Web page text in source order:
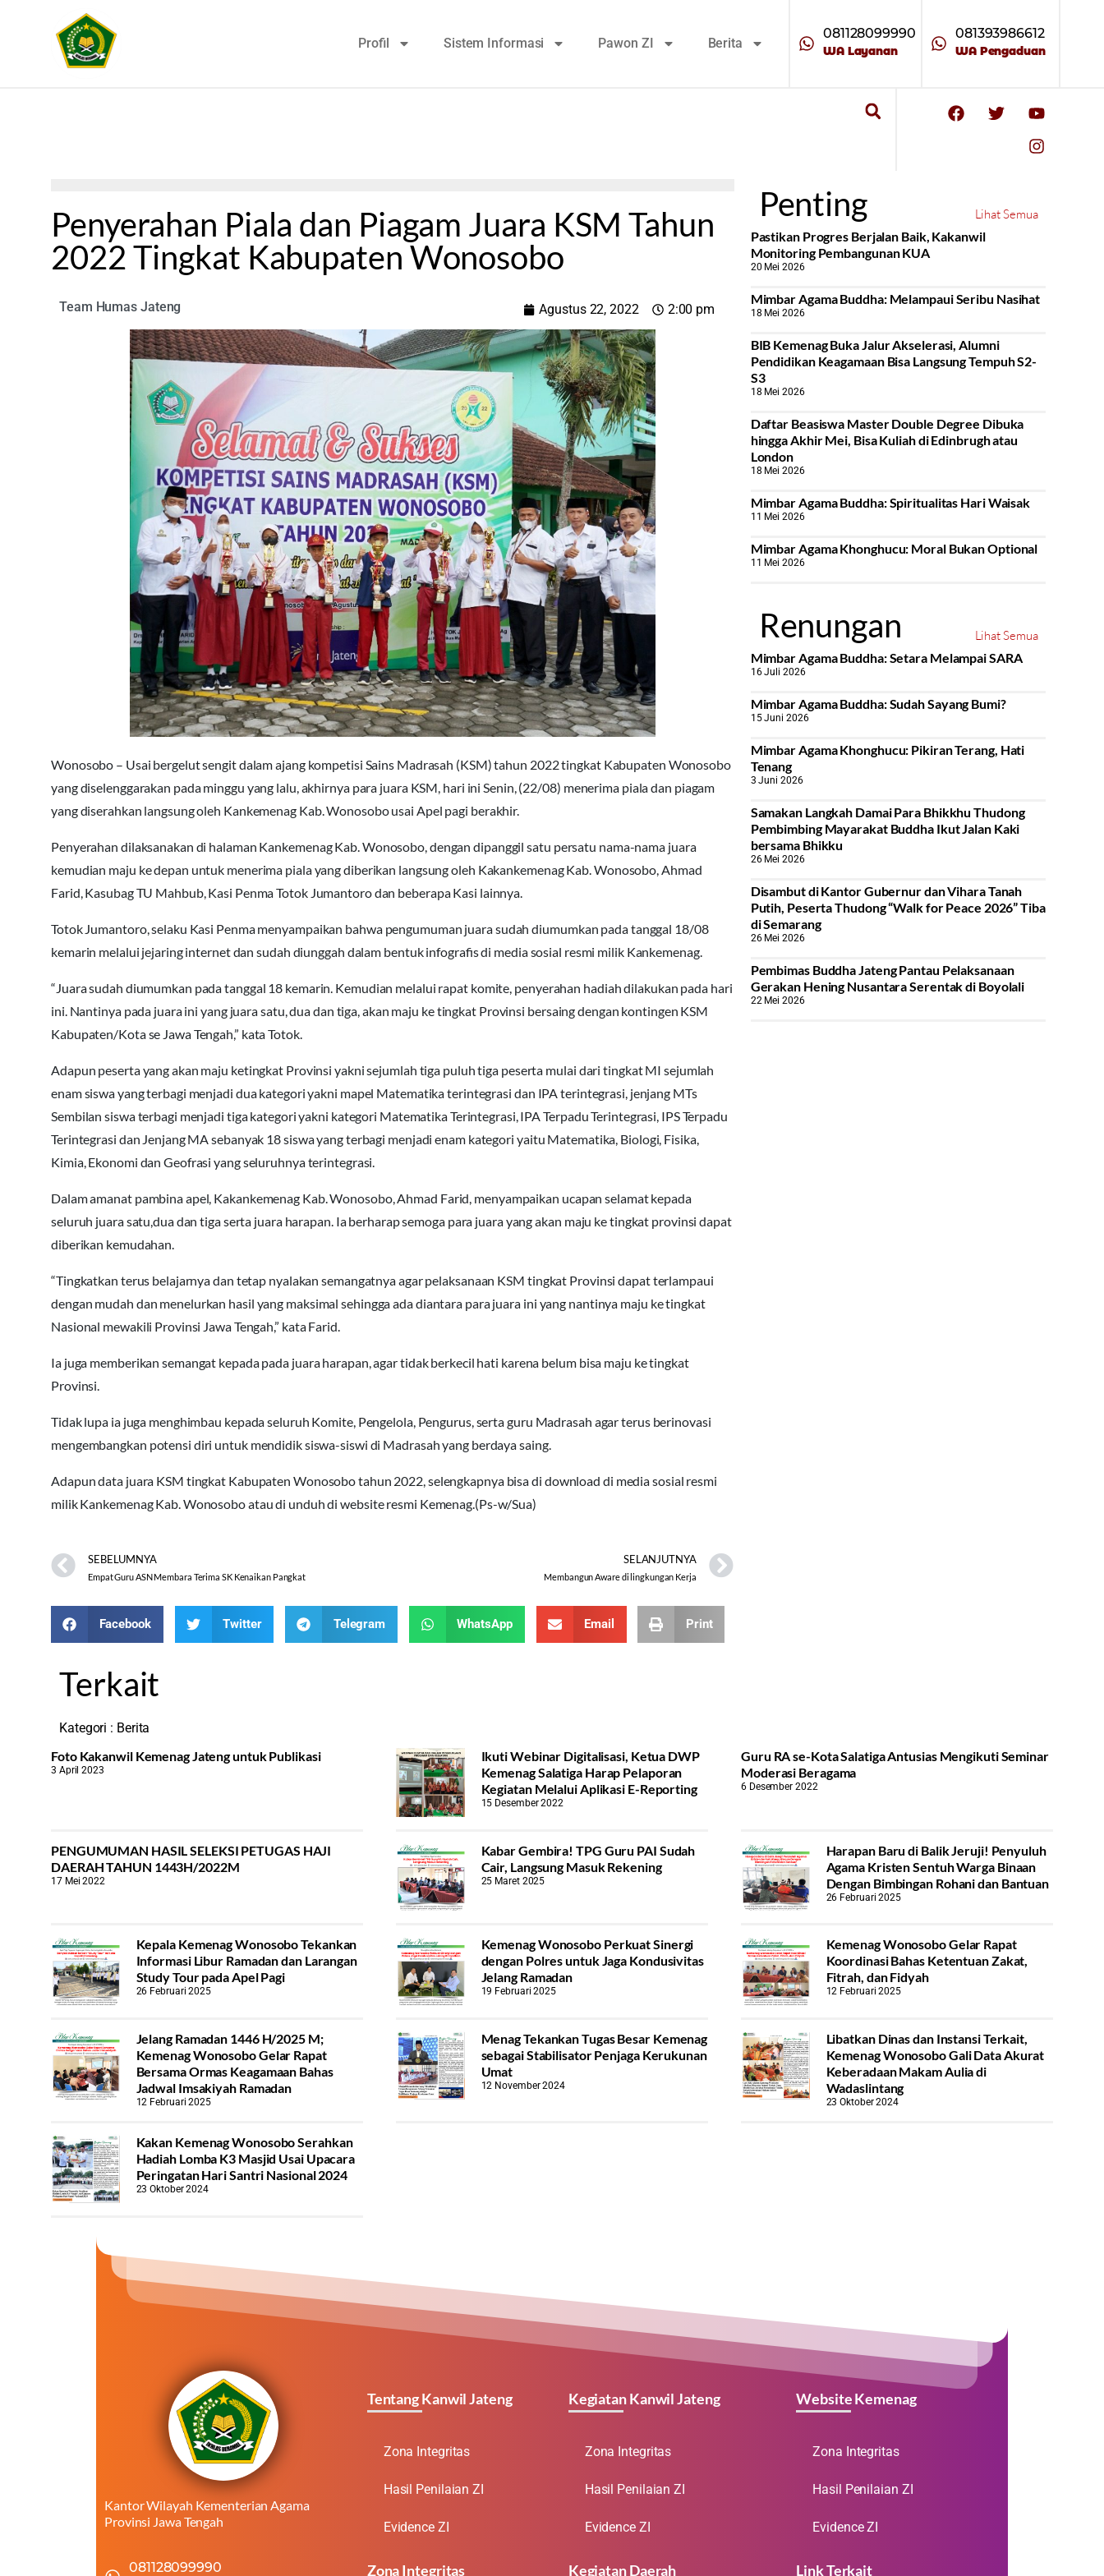
Profil Sistem Informasi Pawon ZI Berita
081128099990
WA Layanan
081393986612
WA Pengaduan
Penyerahan Piala dan Piagam Juara KSM Tahun
2022 Tingkat Kabupaten Wonosobo
Team Humas Jateng Agustus 22, 2022 2:00 pm
Wonosobo – Usai bergelut sengit dalam ajang kompetisi Sains Madrasah (KSM) tahun 2022 tingkat Kabupaten Wonosobo
yang diselenggarakan pada minggu yang lalu, akhirnya para juara KSM, hari ini Senin, (22/08) menerima piala dan piagam
yang diserahkan langsung oleh Kankemenag Kab. Wonosobo usai Apel pagi berakhir.
Penyerahan dilaksanakan di halaman Kankemenag Kab. Wonosobo, dengan dipanggil satu persatu nama-nama juara
kemudian maju ke depan untuk menerima piala yang diberikan langsung oleh Kakankemenag Kab. Wonosobo, Ahmad
Farid, Kasubag TU Mahbub, Kasi Penma Totok Jumantoro dan beberapa Kasi lainnya.
Totok Jumantoro, selaku Kasi Penma menyampaikan bahwa pengumuman juara sudah diumumkan pada tanggal 18/08
kemarin melalui jejaring internet dan sudah diunggah dalam bentuk infografis di media sosial resmi milik Kankemenag.
“Juara sudah diumumkan pada tanggal 18 kemarin. Kemudian melalui rapat komite, penyerahan hadiah dilakukan pada hari
ini. Nantinya pada juara ini yang juara satu, dua dan tiga, akan maju ke tingkat Provinsi bersaing dengan kontingen KSM
Kabupaten/Kota se Jawa Tengah,” kata Totok.
Adapun peserta yang akan maju ketingkat Provinsi yakni sejumlah tiga puluh tiga peserta mulai dari tingkat MI sejumlah
enam siswa yang terbagi menjadi dua kategori yakni mapel Matematika terintegrasi dan IPA terintegrasi, jenjang MTs
Sembilan siswa terbagi menjadi tiga kategori yakni kategori Matematika Terintegrasi, IPA Terpadu Terintegrasi, IPS Terpadu
Terintegrasi dan Jenjang MA sebanyak 18 siswa yang terbagi menjadi enam kategori yaitu Matematika, Biologi, Fisika,
Kimia, Ekonomi dan Geofrasi yang seluruhnya terintegrasi.
Dalam amanat pambina apel, Kakankemenag Kab. Wonosobo, Ahmad Farid, menyampaikan ucapan selamat kepada
seluruh juara satu,dua dan tiga serta juara harapan. Ia berharap semoga para juara yang akan maju ke tingkat provinsi dapat
diberikan kemudahan.
“Tingkatkan terus belajarnya dan tetap nyalakan semangatnya agar pelaksanaan KSM tingkat Provinsi dapat terlampaui
dengan mudah dan menelurkan hasil yang maksimal sehingga ada diantara para juara ini yang nantinya maju ke tingkat
Nasional mewakili Provinsi Jawa Tengah,” kata Farid.
Ia juga memberikan semangat kepada pada juara harapan, agar tidak berkecil hati karena belum bisa maju ke tingkat
Provinsi.
Tidak lupa ia juga menghimbau kepada seluruh Komite, Pengelola, Pengurus, serta guru Madrasah agar terus berinovasi
mengembangkan potensi diri untuk mendidik siswa-siswi di Madrasah yang berdaya saing.
Adapun data juara KSM tingkat Kabupaten Wonosobo tahun 2022, selengkapnya bisa di download di media sosial resmi
milik Kankemenag Kab. Wonosobo atau di unduh di website resmi Kemenag.(Ps-w/Sua)
SEBELUMNYA
Empat Guru ASN Membara Terima SK Kenaikan Pangkat
SELANJUTNYA
Membangun Aware di lingkungan Kerja
Facebook Twitter Telegram WhatsApp Email Print
Penting
Lihat Semua
Pastikan Progres Berjalan Baik, Kakanwil
Monitoring Pembangunan KUA
20 Mei 2026
Mimbar Agama Buddha: Melampaui Seribu Nasihat
18 Mei 2026
BIB Kemenag Buka Jalur Akselerasi, Alumni
Pendidikan Keagamaan Bisa Langsung Tempuh S2-
S3
18 Mei 2026
Daftar Beasiswa Master Double Degree Dibuka
hingga Akhir Mei, Bisa Kuliah di Edinbrugh atau
London
18 Mei 2026
Mimbar Agama Buddha: Spiritualitas Hari Waisak
11 Mei 2026
Mimbar Agama Khonghucu: Moral Bukan Optional
11 Mei 2026
Renungan
Lihat Semua
Mimbar Agama Buddha: Setara Melampai SARA
16 Juli 2026
Mimbar Agama Buddha: Sudah Sayang Bumi?
15 Juni 2026
Mimbar Agama Khonghucu: Pikiran Terang, Hati
Tenang
3 Juni 2026
Samakan Langkah Damai Para Bhikkhu Thudong
Pembimbing Mayarakat Buddha Ikut Jalan Kaki
bersama Bhikku
26 Mei 2026
Disambut di Kantor Gubernur dan Vihara Tanah
Putih, Peserta Thudong “Walk for Peace 2026” Tiba
di Semarang
26 Mei 2026
‎Pembimas Buddha Jateng Pantau Pelaksanaan
Gerakan Hening Nusantara Serentak di Boyolali
22 Mei 2026
Terkait
Kategori : Berita
Foto Kakanwil Kemenag Jateng untuk Publikasi
3 April 2023
Ikuti Webinar Digitalisasi, Ketua DWP
Kemenag Salatiga Harap Pelaporan
Kegiatan Melalui Aplikasi E-Reporting
15 Desember 2022
Guru RA se-Kota Salatiga Antusias Mengikuti Seminar
Moderasi Beragama
6 Desember 2022
PENGUMUMAN HASIL SELEKSI PETUGAS HAJI
DAERAH TAHUN 1443H/2022M
17 Mei 2022
Kabar Gembira! TPG Guru PAI Sudah
Cair, Langsung Masuk Rekening
25 Maret 2025
Harapan Baru di Balik Jeruji! Penyuluh
Agama Kristen Sentuh Warga Binaan
Dengan Bimbingan Rohani dan Bantuan
26 Februari 2025
Kepala Kemenag Wonosobo Tekankan
Informasi Libur Ramadan dan Larangan
Study Tour pada Apel Pagi
26 Februari 2025
Kemenag Wonosobo Perkuat Sinergi
dengan Polres untuk Jaga Kondusivitas
Jelang Ramadan
19 Februari 2025
Kemenag Wonosobo Gelar Rapat
Koordinasi Bahas Ketentuan Zakat,
Fitrah, dan Fidyah
12 Februari 2025
Jelang Ramadan 1446 H/2025 M;
Kemenag Wonosobo Gelar Rapat
Bersama Ormas Keagamaan Bahas
Jadwal Imsakiyah Ramadan
12 Februari 2025
Menag Tekankan Tugas Besar Kemenag
sebagai Stabilisator Penjaga Kerukunan
Umat
12 November 2024
Libatkan Dinas dan Instansi Terkait,
Kemenag Wonosobo Gali Data Akurat
Keberadaan Makam Aulia di
Wadaslintang
23 Oktober 2024
Kakan Kemenag Wonosobo Serahkan
Hadiah Lomba K3 Masjid Usai Upacara
Peringatan Hari Santri Nasional 2024
23 Oktober 2024
Kantor Wilayah Kementerian Agama
Provinsi Jawa Tengah
081128099990
Tentang Kanwil Jateng
Zona Integritas
Hasil Penilaian ZI
Evidence ZI
Zona Integritas
Kegiatan Kanwil Jateng
Zona Integritas
Hasil Penilaian ZI
Evidence ZI
Kegiatan Daerah
Website Kemenag
Zona Integritas
Hasil Penilaian ZI
Evidence ZI
Link Terkait